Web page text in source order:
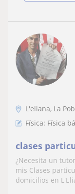
L'eliana, La
Física: Física
clases
¿Necesita un
mis Clases
domicilios en